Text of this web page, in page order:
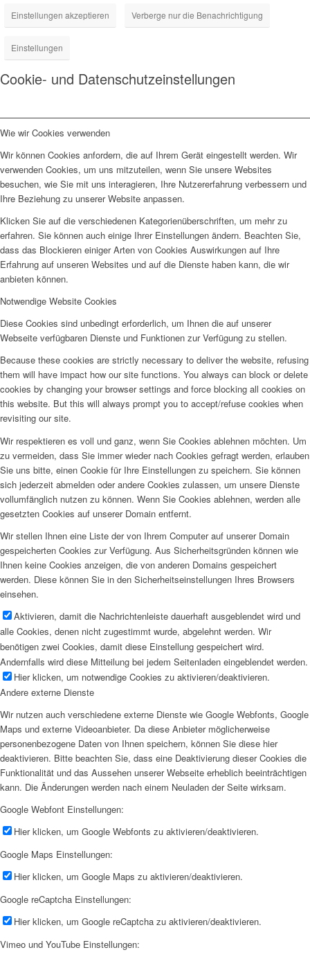
Einstellungen akzeptieren Verberge nur die Benachrichtigung
Einstellungen
Cookie- und Datenschutzeinstellungen
Wie wir Cookies verwenden
Wir können Cookies anfordern, die auf Ihrem Gerät eingestellt werden. Wir
verwenden Cookies, um uns mitzuteilen, wenn Sie unsere Websites
besuchen, wie Sie mit uns interagieren, Ihre Nutzererfahrung verbessern und
Ihre Beziehung zu unserer Website anpassen.
Klicken Sie auf die verschiedenen Kategorienüberschriften, um mehr zu
erfahren. Sie können auch einige Ihrer Einstellungen ändern. Beachten Sie,
dass das Blockieren einiger Arten von Cookies Auswirkungen auf Ihre
Erfahrung auf unseren Websites und auf die Dienste haben kann, die wir
anbieten können.
Notwendige Website Cookies
Diese Cookies sind unbedingt erforderlich, um Ihnen die auf unserer
Webseite verfügbaren Dienste und Funktionen zur Verfügung zu stellen.
Because these cookies are strictly necessary to deliver the website, refusing
them will have impact how our site functions. You always can block or delete
cookies by changing your browser settings and force blocking all cookies on
this website. But this will always prompt you to accept/refuse cookies when
revisiting our site.
Wir respektieren es voll und ganz, wenn Sie Cookies ablehnen möchten. Um
zu vermeiden, dass Sie immer wieder nach Cookies gefragt werden, erlauben
Sie uns bitte, einen Cookie für Ihre Einstellungen zu speichern. Sie können
sich jederzeit abmelden oder andere Cookies zulassen, um unsere Dienste
vollumfänglich nutzen zu können. Wenn Sie Cookies ablehnen, werden alle
gesetzten Cookies auf unserer Domain entfernt.
Wir stellen Ihnen eine Liste der von Ihrem Computer auf unserer Domain
gespeicherten Cookies zur Verfügung. Aus Sicherheitsgründen können wie
Ihnen keine Cookies anzeigen, die von anderen Domains gespeichert
werden. Diese können Sie in den Sicherheitseinstellungen Ihres Browsers
einsehen.
Aktivieren, damit die Nachrichtenleiste dauerhaft ausgeblendet wird und
alle Cookies, denen nicht zugestimmt wurde, abgelehnt werden. Wir
benötigen zwei Cookies, damit diese Einstellung gespeichert wird.
Andernfalls wird diese Mitteilung bei jedem Seitenladen eingeblendet werden.
Hier klicken, um notwendige Cookies zu aktivieren/deaktivieren.
Andere externe Dienste
Wir nutzen auch verschiedene externe Dienste wie Google Webfonts, Google
Maps und externe Videoanbieter. Da diese Anbieter möglicherweise
personenbezogene Daten von Ihnen speichern, können Sie diese hier
deaktivieren. Bitte beachten Sie, dass eine Deaktivierung dieser Cookies die
Funktionalität und das Aussehen unserer Webseite erheblich beeinträchtigen
kann. Die Änderungen werden nach einem Neuladen der Seite wirksam.
Google Webfont Einstellungen:
Hier klicken, um Google Webfonts zu aktivieren/deaktivieren.
Google Maps Einstellungen:
Hier klicken, um Google Maps zu aktivieren/deaktivieren.
Google reCaptcha Einstellungen:
Hier klicken, um Google reCaptcha zu aktivieren/deaktivieren.
Vimeo und YouTube Einstellungen: